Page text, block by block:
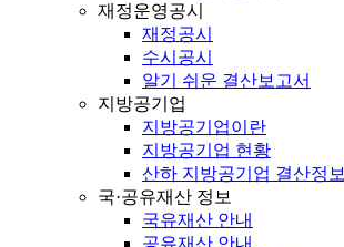
재정운영공시
재정공시
수시공시
알기 쉬운 결산보고서
지방공기업
지방공기업이란
지방공기업 현황
산하 지방공기업 결산정보
국·공유재산 정보
국유재산 안내
공유재산 안내